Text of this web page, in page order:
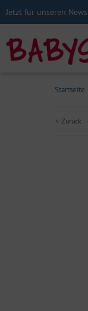
Jetzt für unseren
Startseite
Zurück